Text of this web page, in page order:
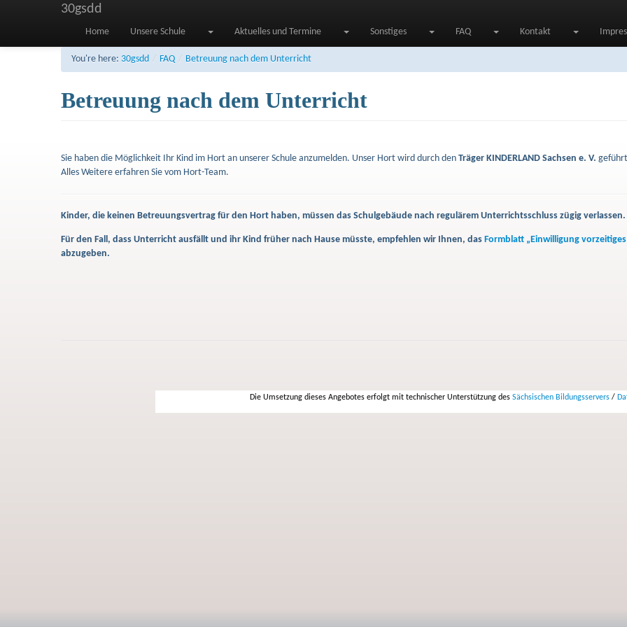
30gsdd
Home Unsere Schule Aktuelles und Termine Sonstiges FAQ Kontakt
You're here: 30gsdd / FAQ / Betreuung nach dem Unterricht
Betreuung nach dem Unterricht
Sie haben die Möglichkeit Ihr Kind im Hort an unserer Schule anzumelden. Unser Hort wird durch den Träger KINDERLAND Sachsen e. V.
Alles Weitere erfahren Sie vom Hort-Team.
Kinder, die keinen Betreuungsvertrag für den Hort haben, müssen das Schulgebäude nach regulärem Unterrichtsschluss zügig verlassen.
Für den Fall, dass Unterricht ausfällt und ihr Kind früher nach Hause müsste, empfehlen wir Ihnen, das Formblatt „Einwilligung vorzeitiges
abzugeben.
Die Umsetzung dieses Angebotes erfolgt mit technischer Unterstützung des Sächsischen Bildungsservers/